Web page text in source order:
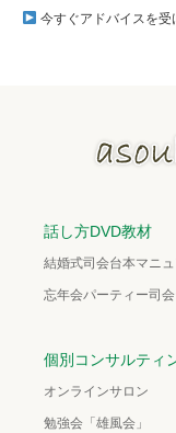
今すぐアドバイスを受
話し方DVD教材
結婚式司会台本マニ
忘年会パーティー司
個別コンサルティ
オンラインサロン
勉強会「雄風会」